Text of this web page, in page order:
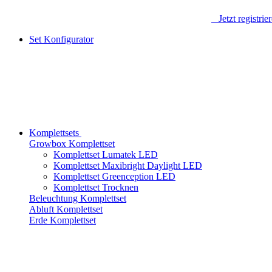
Jetzt
Set Konfigurator
Komplettsets
Growbox Komplettset
Komplettset Lumatek LED
Komplettset Maxibright Daylight LED
Komplettset Greenception LED
Komplettset Trocknen
Beleuchtung Komplettset
Abluft Komplettset
Erde Komplettset